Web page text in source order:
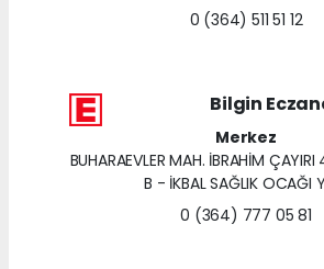
0 (364) 511 51 12
Bilgin
Merkez
BUHARAEVLER MAH. İBRAHİM
B - İKBAL SAĞLIK OCAĞI
0 (364) 777 05 81